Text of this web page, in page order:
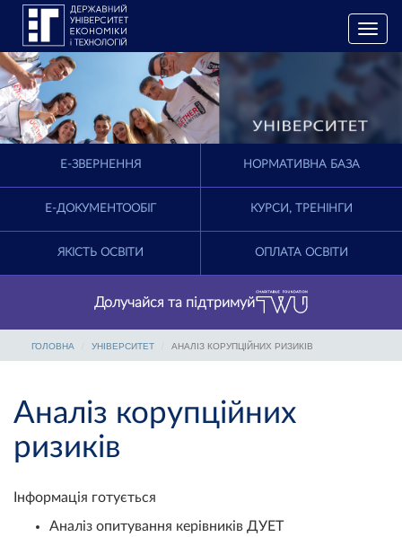
T
o
g
e
n
i
a
E-ЗВЕРНЕННЯ НОРМАТИВНА БАЗА
Е-ДОКУМЕНТООБІГ КУРСИ, ТРЕНІНГИ
ЯКІСТЬ ОСВІТИ ОПЛАТА ОСВІТИ
Долучайся та підтримуй
ГОЛОВНА УНІВЕРСИТЕТ АНАЛІЗ КОРУПЦІЙНИХ РИЗИКІВ
Аналіз корупційних
ризиків
Інформація готується
Аналіз опитування керівників ДУЕТ